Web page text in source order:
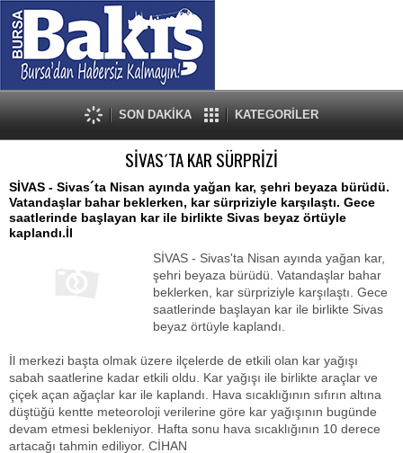
SON DAKİKA KATEGORİLER
SİVAS´TA KAR SÜRPRİZİ
SİVAS - Sivas´ta Nisan ayında yağan kar, şehri beyaza bürüdü.
Vatandaşlar bahar beklerken, kar sürpriziyle karşılaştı. Gece
saatlerinde başlayan kar ile birlikte Sivas beyaz örtüyle
kaplandı.İl
SİVAS - Sivas'ta Nisan ayında yağan kar,
şehri beyaza bürüdü. Vatandaşlar bahar
beklerken, kar sürpriziyle karşılaştı. Gece
saatlerinde başlayan kar ile birlikte Sivas
beyaz örtüyle kaplandı.
İl merkezi başta olmak üzere ilçelerde de etkili olan kar yağışı
sabah saatlerine kadar etkili oldu. Kar yağışı ile birlikte araçlar ve
çiçek açan ağaçlar kar ile kaplandı. Hava sıcaklığının sıfırın altına
düştüğü kentte meteoroloji verilerine göre kar yağışının bugünde
devam etmesi bekleniyor. Hafta sonu hava sıcaklığının 10 derece
artacağı tahmin ediliyor. CİHAN